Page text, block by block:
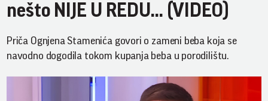
nešto NIJE U REDU... (VIDEO)
Priča Ognjena Stamenića govori o zameni beba koja se
navodno dogodila tokom kupanja beba u porodilištu.